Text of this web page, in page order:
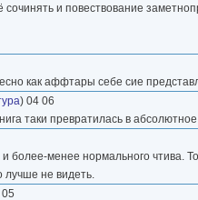
и повествование
как аффтары себе сие
) 04 06
таки превратилась в
более-менее нормального чтива.
лучше не видеть.